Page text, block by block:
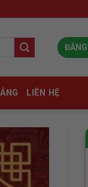
LIÊN HỆ